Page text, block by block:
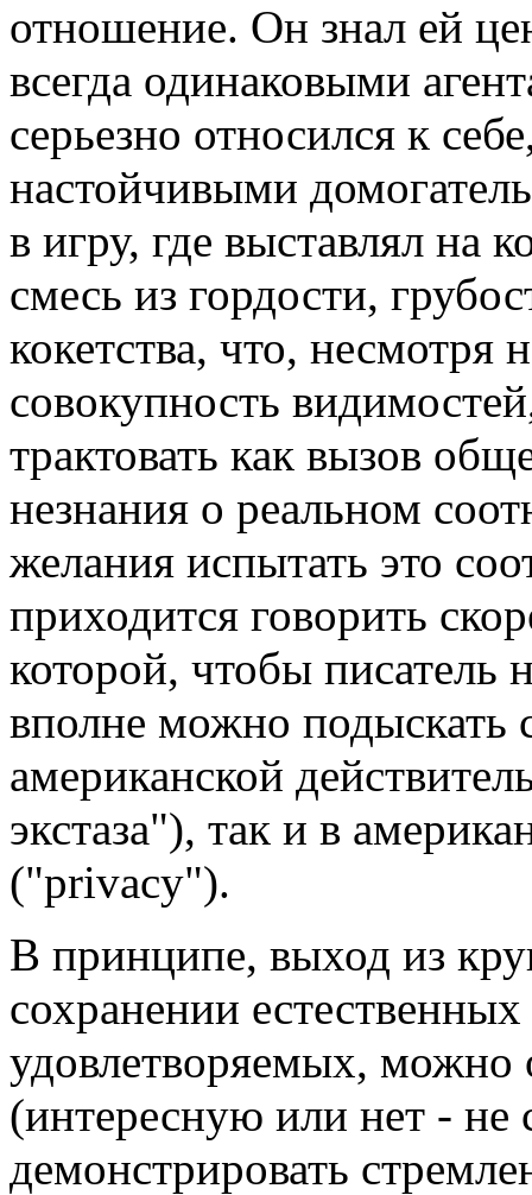
отношение. Он знал ей
всегда одинаковыми
серьезно относился к
настойчивыми
в игру, где выставлял
смесь из гордости,
кокетства, что,
совокупность
трактовать как вызов
незнания о реальном
желания испытать это
приходится говорить
которой, чтобы писатель
вполне можно подыскать
американской
экстаза"), так и в
("privacy").
В принципе, выход из
сохранении
удовлетворяемых, можно
(интересную или нет - не
демонстрировать